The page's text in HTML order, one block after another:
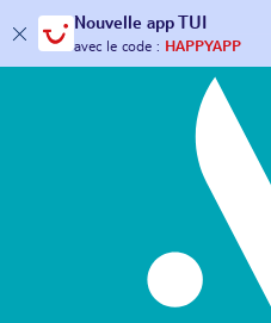
Nouvelle app TUI
30€ offerts*sur votrevoyage !
avec le code :HAPPYAPP
Hôtels & Clubs